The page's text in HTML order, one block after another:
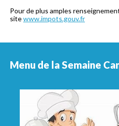
Pour de plus amples
sitewww.impots.gouv.fr
Menu de la Semaine